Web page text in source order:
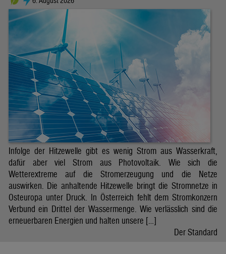
Infolge der Hitzewelle gibt es wenig Strom aus Wasserkraft,
dafür aber viel Strom aus Photovoltaik. Wie sich die
Wetterextreme auf die Stromerzeugung und die Netze
auswirken. Die anhaltende Hitzewelle bringt die Stromnetze in
Osteuropa unter Druck. In Österreich fehlt dem Stromkonzern
Verbund ein Drittel der Wassermenge. Wie verlässlich sind die
erneuerbaren Energien und halten unsere […]
Der Standard